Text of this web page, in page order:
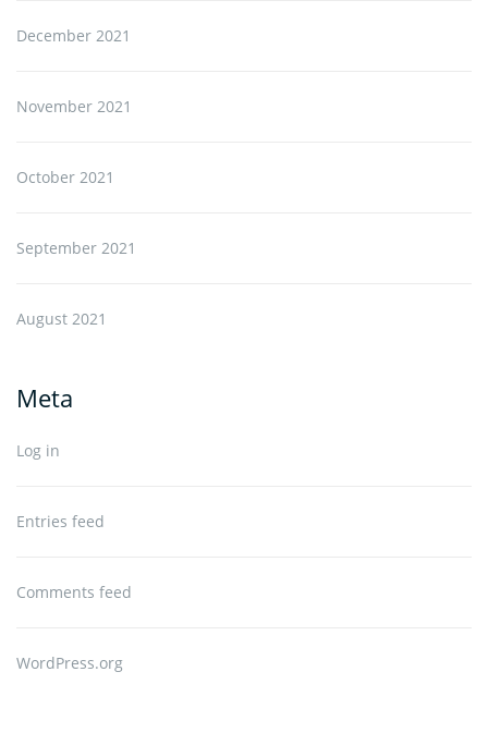
December 2021
November 2021
October 2021
September 2021
August 2021
Meta
Log in
Entries feed
Comments feed
WordPress.org